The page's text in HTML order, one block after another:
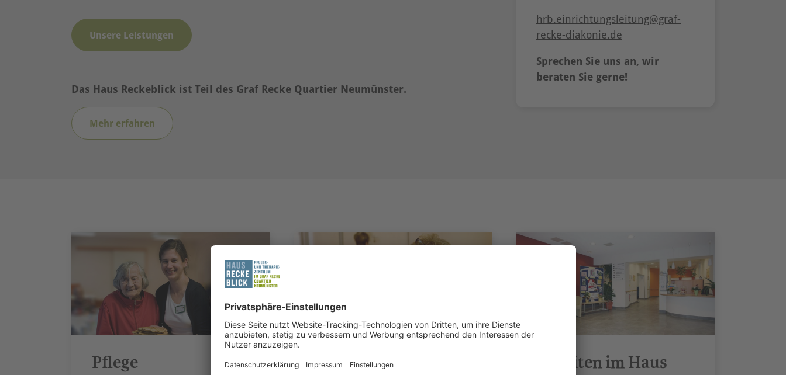
Unsere Leistungen
Das Haus Reckeblick ist Teil des Graf Recke Quartier Neumünster.
Mehr erfahren
hrb.einrichtungsleitung@graf-
recke-diakonie.de
Sprechen Sie uns an, wir
beraten Sie gerne!
Pflege Therapien
Arbeiten im Haus